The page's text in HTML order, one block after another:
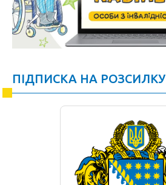
ПІДПИСКА НА РОЗСИЛКУ